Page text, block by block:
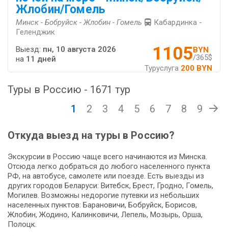
Жлобин/Гомель
Минск - Бобруйск - Жлобин - Гомель
Кабардинка -
Геленджик
1105BYN
/365$
Туруслуга 200 BYN
Выезд: пн, 10 августа 2026
на 11 дней
Туры в Россию - 1671 тур
1
2 3 4 5 6 7 8 9
Откуда выезд на туры в Россию?
Экскурсии в Россию чаще всего начинаются из Минска.
Отсюда легко добраться до любого населенного пункта
РФ, на автобусе, самолете или поезде. Есть выезды из
других городов Беларуси: Витебск, Брест, Гродно, Гомель,
Могилев. Возможны недорогие путевки из небольших
населенных пунктов: Барановичи, Бобруйск, Борисов,
Жлобин, Жодино, Калинковичи, Лепель, Мозырь, Орша,
Полоцк.